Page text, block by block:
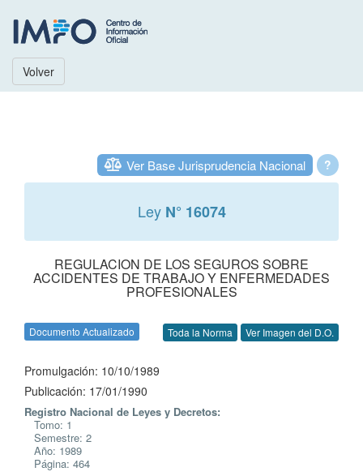
Volver
?
Ver Base Jurisprudencia Nacional
Ley N° 16074
REGULACION DE LOS SEGUROS SOBRE
ACCIDENTES DE TRABAJO Y ENFERMEDADES
PROFESIONALES
Documento Actualizado Toda la Norma Ver Imagen del D.O.
Promulgación: 10/10/1989
Publicación: 17/01/1990
Registro Nacional de Leyes y Decretos:
Tomo: 1
Semestre: 2
Año: 1989
Página: 464